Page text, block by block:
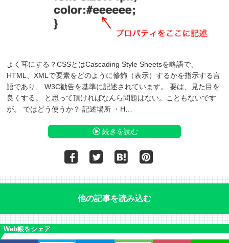
よく耳にする？CSSとはCascading Style Sheetsを略語で、
HTML、XMLで要素をどのように修飾（表示）するかを指示する言
語であり、 W3C勧告を基準に記述されています。 要は、見た目を
良くする。 と思って頂ければなんら問題はない。こともないです
が。 ではどう使うか？ 記述場所 ・H…
続きを読む
他の記事を読み込む
Web帳をシェア